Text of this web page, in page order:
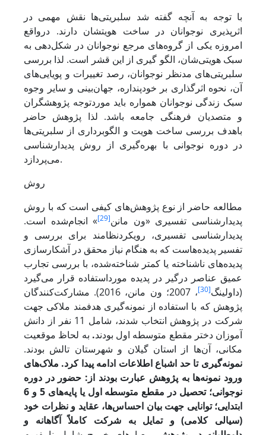
با توجه به آنچه گفته شد سلبریتی‌ها نقش مهمی در
اثرپذیری نوجوانان در ساخت هویتشان دارند. درواقع
امروزه یکی از گروه‌های مرجع نوجوانان در شکل‌دهی به
سبک هویتی‌شان، الگو گیری از این قشر است. لذا بررسی
سلبریتی‌های مدنظر نوجوانان، رصد تغییرات و پویایی‌های
آن، نحوه اثرگذاری بر خودپنداره، جهان‌بینی و سایر وجوه
سبک زندگی نوجوانان همواره باید موردتوجه پژوهشگران
و متصدیان فرهنگی جامعه باشد. لذا پژوهش حاضر
باهدف بررسی ساخت هویت و الگوبرداری از سلبریتی‌ها
در دوره نوجوانی با بهره‌گیری از روش پدیدارشناسی
می‌پردازد.
روش
مطالعه حاضر از نوع پژوهش‌های کیفی است که با روش
پدیدارشناسی تفسیری «ون مانن[29]
» انجام‌شده است.
پدیدارشناسی تفسیری، رویکردنظامند برای بررسی و
تفسیر پدیده‌هاست که به هنگام نیاز محقق در آشکارسازی
پدیده‌های ناشناخته یا کمتر شناخته‌شده، با بررسی تجارب
عمیق عناصر درگیر در پدیده مورداستفاده قرار می‌‌گیرد
(داولینگ[30]
، 2007؛ ون مانن، 2016). مشارکت‌کنندگان
پژوهش که با استفاده از نمونه‌گیری هدفمند ملاکی جهت
شرکت در پژوهش انتخاب شدند، شامل 11 نفر از دانش
آموزان دختر مقطع متوسطه اول بودند. به لحاظ موقعیت
مکانی، آن‌ها از استان گیلان و شهرستان تالش بودند.
نمونه‌گیری تا حد اشباع اطلاعات ادامه پیدا کرد. ملاک‌های
ورود نمونه‌ها به پژوهش عبارت بودند از: حضور در دوره
نوجوانی؛ تحصیل در مقطع متوسطه اول یا پایه‌های 5 و 6
ابتدایی؛ توانایی جهت بیان احساس‌ها، عقاید و نظرات خود
(سیالی کلامی) و تمایل به شرکت کاملاً آگاهانه و